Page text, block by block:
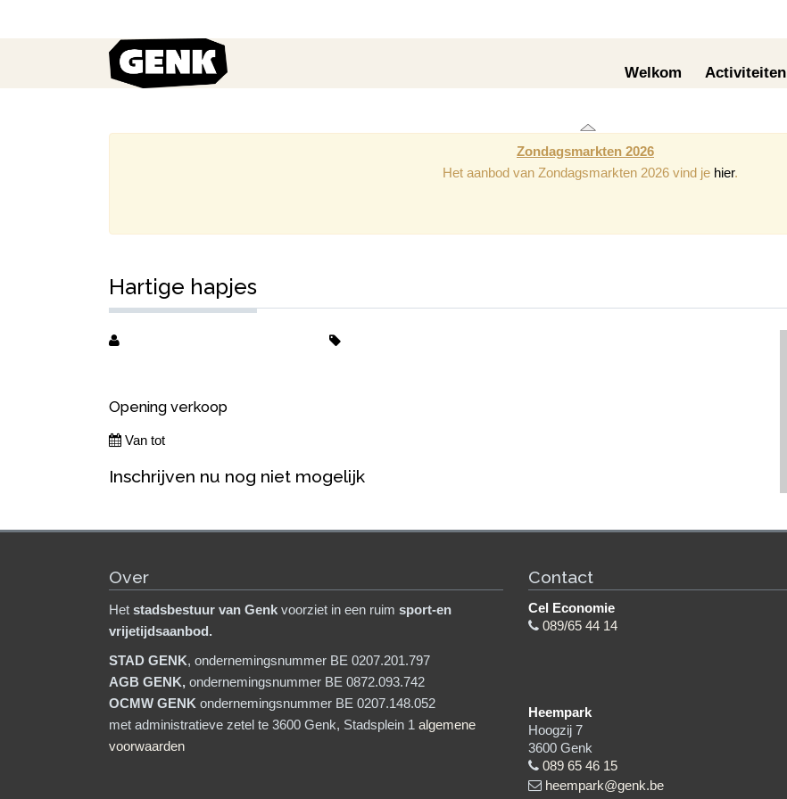
Welkom Activiteiten
Zondagsmarkten 2026
Het aanbod van Zondagsmarkten 2026 vind je hier.
Hartige hapjes
Opening verkoop
Van tot
Inschrijven nu nog niet mogelijk
Over
Het stadsbestuur van Genk voorziet in een ruim sport-en
vrijetijdsaanbod.
STAD GENK, ondernemingsnummer BE 0207.201.797
AGB GENK, ondernemingsnummer BE 0872.093.742
OCMW GENK ondernemingsnummer BE 0207.148.052
met administratieve zetel te 3600 Genk, Stadsplein 1 algemene
voorwaarden
Contact
Cel Economie
089/65 44 14
Heempark
Hoogzij 7
3600Genk
089 65 46 15
heempark@genk.be